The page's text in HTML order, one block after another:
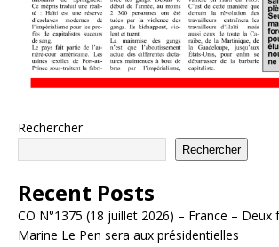
Rechercher
Rechercher
Recent Posts
CO N°1375 (18 juillet 2026) – France –
Marine Le Pen sera aux présidentielles